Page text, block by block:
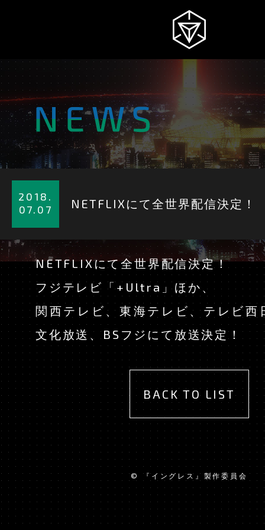
NEWS
INGRESS
CHARACTER
KEYWORDS
STAFF & CAST
Blu-ray
MOVIE
ON AIR
OFFICIAL
2018.
07.07
NETFLIXにて全世界配信決定！
NETFLIXにて全世界配信決定！
フジテレビ「+Ultra」ほか、
関西テレビ、東海テレビ、テレビ西
文化放送、BSフジにて放送決定！
BACK TO LIST
© 『イングレス』製作委員会